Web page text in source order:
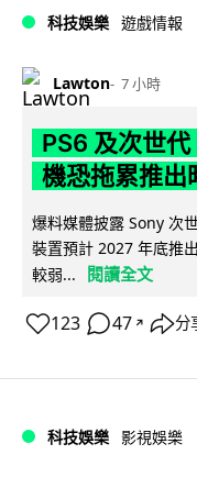
科技娛樂 遊戲情報
Lawton 7 小時
PS6 及次世
機恐拖累推出
爆料媒體披露 Sony 次
裝置預計 2027 年底推
較弱...
閱讀全文
123 47 ↗ 分
科技娛樂 影視娛樂